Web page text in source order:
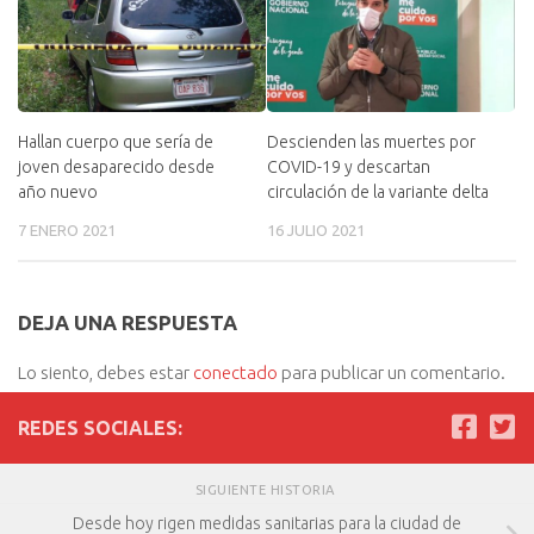
Hallan cuerpo que sería de
joven desaparecido desde
año nuevo
7 ENERO 2021
Descienden las muertes por
COVID-19 y descartan
circulación de la variante delta
16 JULIO 2021
DEJA UNA RESPUESTA
Lo siento, debes estar conectado para publicar un comentario.
REDES SOCIALES:
SIGUIENTE HISTORIA
Desde hoy rigen medidas sanitarias para la ciudad de